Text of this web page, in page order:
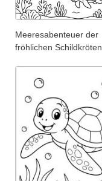
Meeresabenteuer der
fröhlichen Schildkröten